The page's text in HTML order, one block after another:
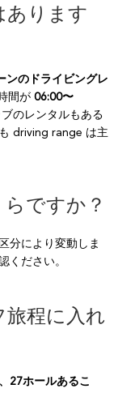
ります
ンのドライビングレ
間が 06:00〜
のレンタルもある
driving range は主
ですか？
分により変動しま
ください。
程に入れ
27ホールあるこ